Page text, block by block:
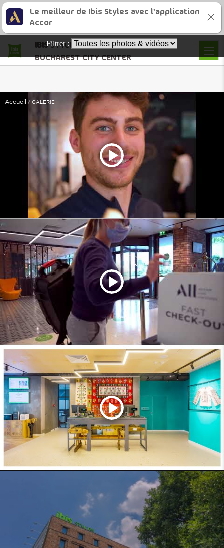
Accueil GALERIE
IBISSTYLES
BUCHAREST CITY CENTER
Filtrer :
Le meilleur de Ibis Styles avec l'application
Accor